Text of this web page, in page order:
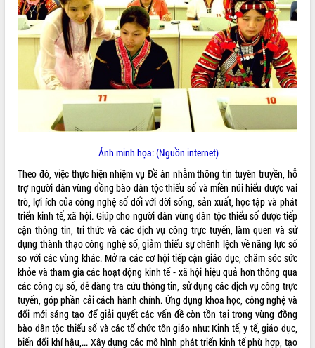
VIDEO
Loading the player...
Khám bệnh, cấp phát thuốc miễn phí
và tặng quà người dân xã Cư Pui
Ảnh minh họa: (Nguồn internet)
Theo đó, việc thực hiện nhiệm vụ Đề án nhằm thông tin tuyên truyền, hỗ
trợ người dân vùng đồng bào dân tộc thiểu số và miền núi hiểu được vai
trò, lợi ích của công nghệ số đối với đời sống, sản xuất, học tập và phát
triển kinh tế, xã hội. Giúp cho người dân vùng dân tộc thiểu số được tiếp
cận thông tin, tri thức và các dịch vụ công trực tuyến, làm quen và sử
dụng thành thạo công nghệ số, giảm thiểu sự chênh lệch về năng lực số
so với các vùng khác. Mở ra các cơ hội tiếp cận giáo dục, chăm sóc sức
khỏe và tham gia các hoạt động kinh tế - xã hội hiệu quả hơn thông qua
các công cụ số, dễ dàng tra cứu thông tin, sử dụng các dịch vụ công trực
tuyến, góp phần cải cách hành chính. Ứng dụng khoa học, công nghệ và
đổi mới sáng tạo để giải quyết các vấn đề còn tồn tại trong vùng đồng
bào dân tộc thiểu số và các tổ chức tôn giáo như: Kinh tế, y tế, giáo dục,
biến đổi khí hậu,... Xây dựng các mô hình phát triển kinh tế phù hợp, tạo